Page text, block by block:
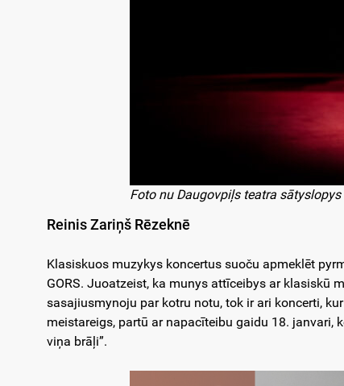
Foto nu Daugovpiļs teatra sātyslopys
Reinis Zariņš Rēzeknē
Klasiskuos muzykys koncertus suoču apmeklēt
GORS. Juoatzeist, ka munys attīceibys ar klasiskū
sasajiusmynoju par kotru notu, tok ir ari koncerti,
meistareigs, partū ar napacīteibu gaidu 18. janvari,
viņa brāļi”.